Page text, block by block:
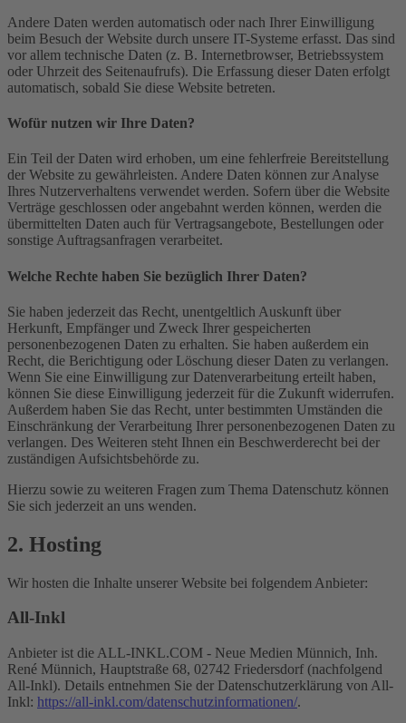
Andere Daten werden automatisch oder nach Ihrer Einwilligung
beim Besuch der Website durch unsere IT-Systeme erfasst. Das sind
vor allem technische Daten (z. B. Internetbrowser, Betriebssystem
oder Uhrzeit des Seitenaufrufs). Die Erfassung dieser Daten erfolgt
automatisch, sobald Sie diese Website betreten.
Wofür nutzen wir Ihre Daten?
Ein Teil der Daten wird erhoben, um eine fehlerfreie Bereitstellung
der Website zu gewährleisten. Andere Daten können zur Analyse
Ihres Nutzerverhaltens verwendet werden. Sofern über die Website
Verträge geschlossen oder angebahnt werden können, werden die
übermittelten Daten auch für Vertragsangebote, Bestellungen oder
sonstige Auftragsanfragen verarbeitet.
Welche Rechte haben Sie bezüglich Ihrer Daten?
Sie haben jederzeit das Recht, unentgeltlich Auskunft über
Herkunft, Empfänger und Zweck Ihrer gespeicherten
personenbezogenen Daten zu erhalten. Sie haben außerdem ein
Recht, die Berichtigung oder Löschung dieser Daten zu verlangen.
Wenn Sie eine Einwilligung zur Datenverarbeitung erteilt haben,
können Sie diese Einwilligung jederzeit für die Zukunft widerrufen.
Außerdem haben Sie das Recht, unter bestimmten Umständen die
Einschränkung der Verarbeitung Ihrer personenbezogenen Daten zu
verlangen. Des Weiteren steht Ihnen ein Beschwerderecht bei der
zuständigen Aufsichtsbehörde zu.
Hierzu sowie zu weiteren Fragen zum Thema Datenschutz können
Sie sich jederzeit an uns wenden.
2. Hosting
Wir hosten die Inhalte unserer Website bei folgendem Anbieter:
All-Inkl
Anbieter ist die ALL-INKL.COM - Neue Medien Münnich, Inh.
René Münnich, Hauptstraße 68, 02742 Friedersdorf (nachfolgend
All-Inkl). Details entnehmen Sie der Datenschutzerklärung von All-
Inkl: https://all-inkl.com/datenschutzinformationen/.